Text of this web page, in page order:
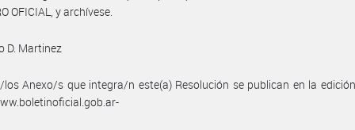
OFICIAL, y archívese.
D. Martinez
los Anexo/s que integra/n este(a) Resolución se publican en la